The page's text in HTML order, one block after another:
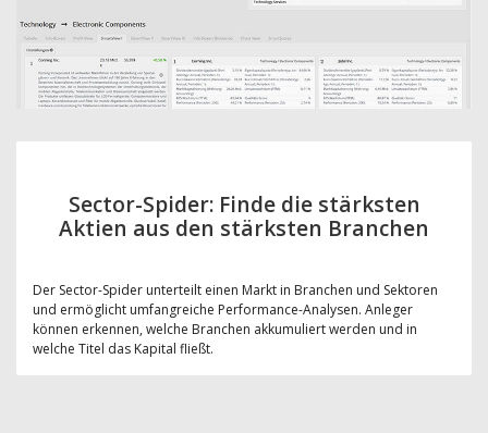
Sector-Spider: Finde die stärksten
Aktien aus den stärksten Branchen
Der Sector-Spider unterteilt einen Markt in Branchen und Sektoren
und ermöglicht umfangreiche Performance-Analysen. Anleger
können erkennen, welche Branchen akkumuliert werden und in
welche Titel das Kapital fließt.